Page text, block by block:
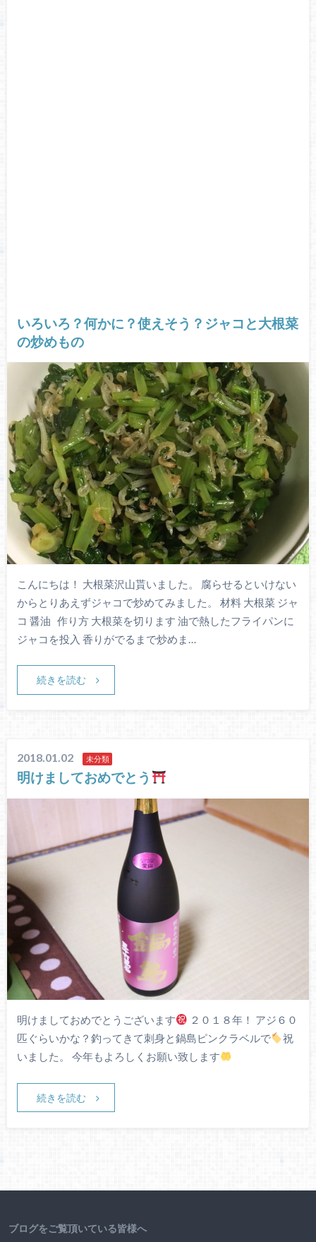
いろいろ？何かに？使えそう？ジャコと大根菜
の炒めもの
こんにちは！ 大根菜沢山貰いました。 腐らせるといけない
からとりあえずジャコで炒めてみました。 材料 大根菜 ジャ
コ 醤油 作り方 大根菜を切ります 油で熱したフライパンに
ジャコを投入 香りがでるまで炒めま…
続きを読む
2018.01.02 未分類
明けましておめでとう
明けましておめでとうございます
２０１８年！ アジ６０
匹ぐらいかな？釣ってきて刺身と鍋島ピンクラベルで
祝
いました。 今年もよろしくお願い致します
続きを読む
ブログをご覧頂いている皆様へ